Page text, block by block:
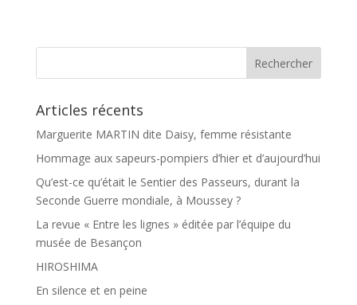
o e
Articles récents
Marguerite MARTIN dite Daisy, femme résistante
Hommage aux sapeurs-pompiers d’hier et d’aujourd’hui
Qu’est-ce qu’était le Sentier des Passeurs, durant la
Seconde Guerre mondiale, à Moussey ?
La revue « Entre les lignes » éditée par l’équipe du
musée de Besançon
HIROSHIMA
En silence et en peine